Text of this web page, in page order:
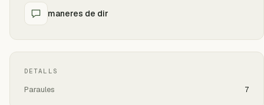
maneres de dir
DETALLS
Paraules 7